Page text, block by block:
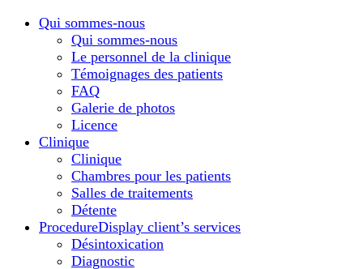
Qui sommes-nous
Qui sommes-nous
Le personnel de la clinique
Témoignages des patients
FAQ
Galerie de photos
Licence
Сlinique
Сlinique
Chambres pour les patients
Salles de traitements
Détente
ProcedureDisplay client’s services
Désintoxication
Diagnostic